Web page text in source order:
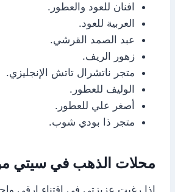
افنان للعود والعطور.
العربية للعود.
عبد الصمد القرشي.
زهور الريف.
متجر ناتشرال تاتش الإنجليزي.
الوليف للعطور.
أصغر علي للعطور.
متجر ذا بودي شوب.
محلات الذهب في سيتي